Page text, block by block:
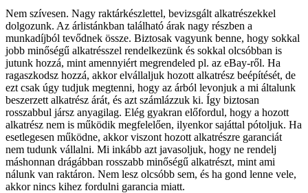
Nem szívesen. Nagy raktárkészlettel, bevizsgált alkatrészekkel
dolgozunk. Az árlistánkban található árak nagy részben a
munkadíjból tevődnek össze. Biztosak vagyunk benne, hogy sokkal
jobb minőségű alkatrésszel rendelkezünk és sokkal olcsóbban is
jutunk hozzá, mint amennyiért megrendeled pl. az eBay-ről. Ha
ragaszkodsz hozzá, akkor elvállaljuk hozott alkatrész beépítését, de
ezt csak úgy tudjuk megtenni, hogy az árból levonjuk a mi általunk
beszerzett alkatrész árát, és azt számlázzuk ki. Így biztosan
rosszabbul jársz anyagilag. Elég gyakran előfordul, hogy a hozott
alkatrész nem is működik megfelelően, ilyenkor sajáttal pótoljuk. Ha
esetlegesen működne, akkor viszont hozott alkatrészre garanciát
nem tudunk vállalni. Mi inkább azt javasoljuk, hogy ne rendelj
máshonnan drágábban rosszabb minőségű alkatrészt, mint ami
nálunk van raktáron. Nem lesz olcsóbb sem, és ha gond lenne vele,
akkor nincs kihez fordulni garancia miatt.